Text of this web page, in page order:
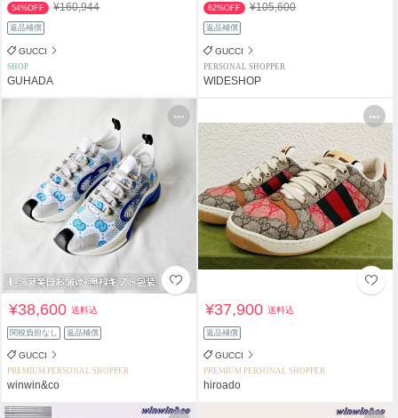
54%OFF ¥160,944
返品補償
GUCCI
SHOP
GUHADA
62%OFF ¥105,600
返品補償
GUCCI
PERSONAL SHOPPER
WIDESHOP
¥38,600送料込
関税負担なし 返品補償
GUCCI
PREMIUM PERSONAL SHOPPER
winwin&co
¥37,900送料込
返品補償
GUCCI
PREMIUM PERSONAL SHOPPER
hiroado